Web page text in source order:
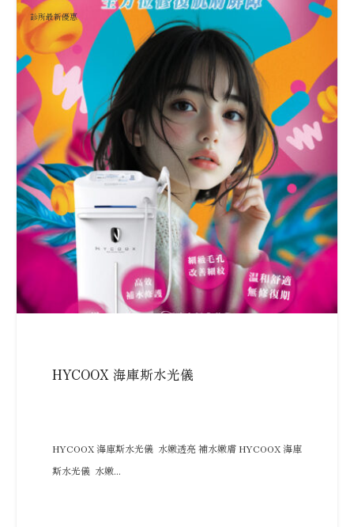
診所最新優惠
HYCOOX 海庫斯水光儀
HYCOOX 海庫斯水光儀 水嫩透亮 補水嫩膚 HYCOOX 海庫
斯水光儀 水嫩...